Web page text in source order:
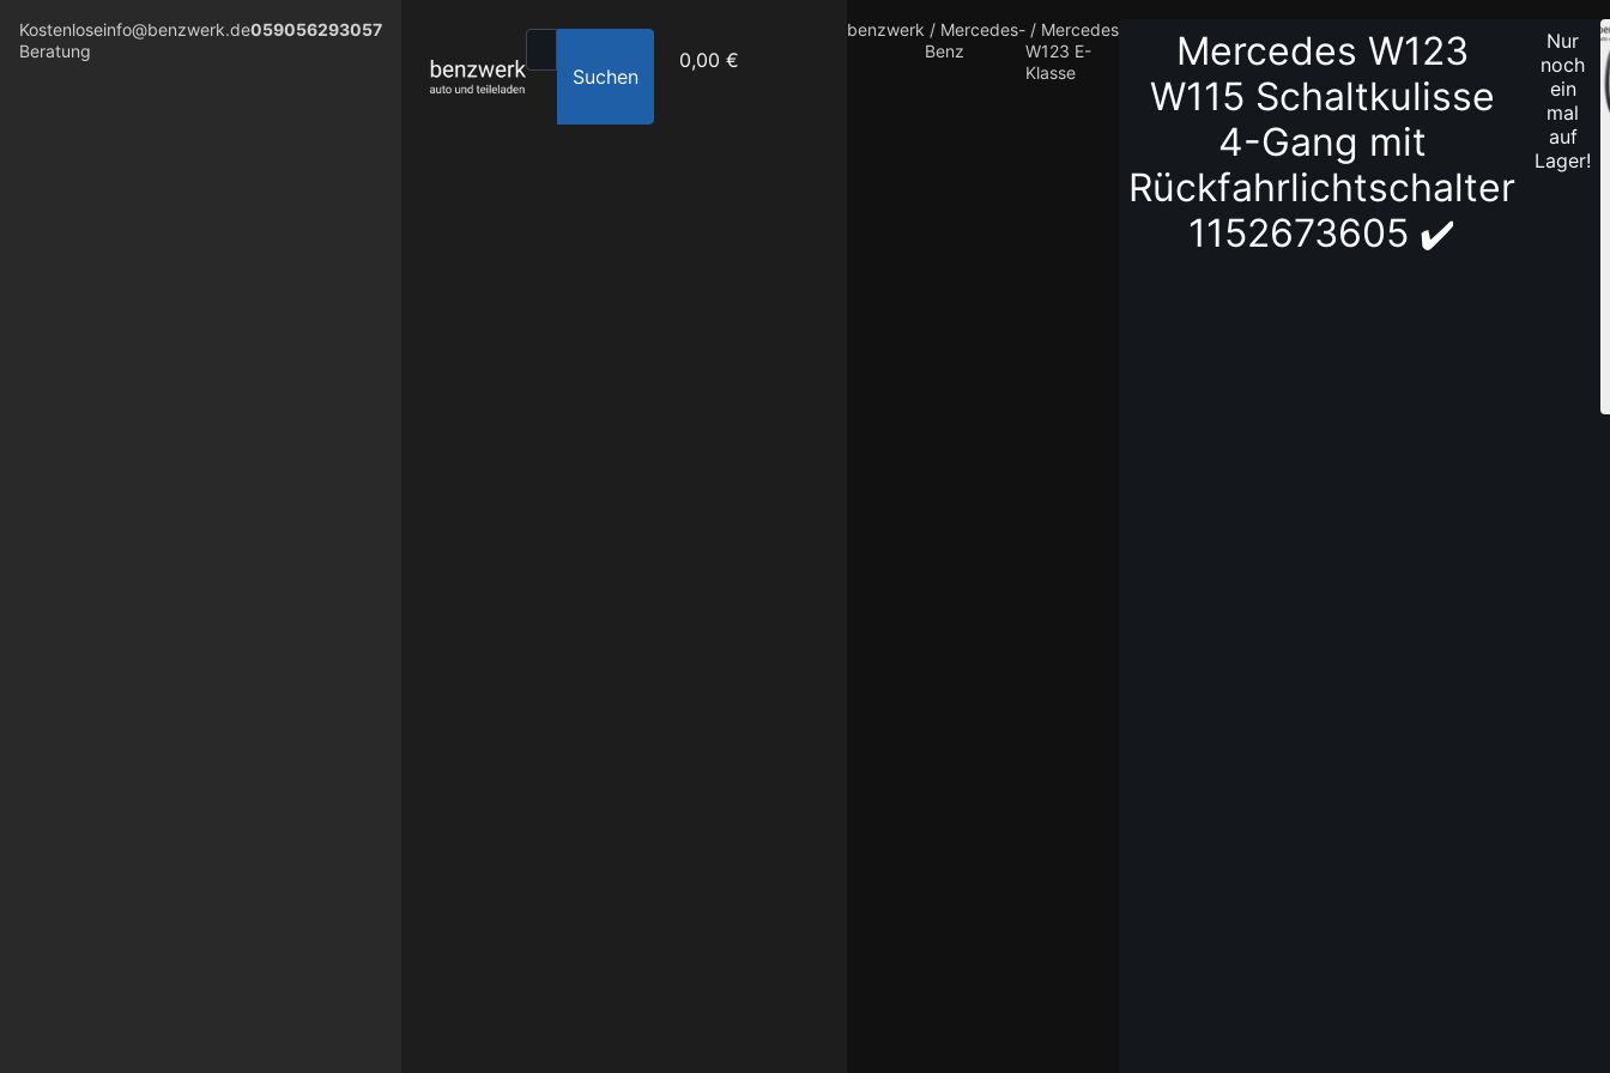
Kostenlose
Beratung
info@benzwerk.de059056293057
Suchen
0,00 €
benzwerk / Mercedes-
Benz
/ Mercedes
W123 E-
Klasse
Mercedes W123
W115 Schaltkulisse
4-Gang mit
Rückfahrlichtschalter
1152673605 ✔️
Nur
noch
ein
mal
auf
Lager!